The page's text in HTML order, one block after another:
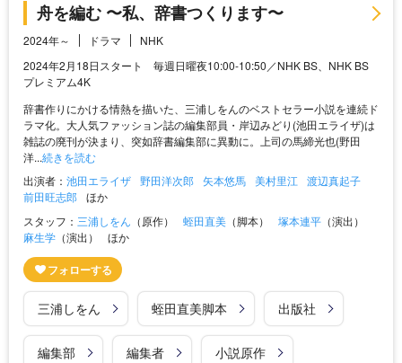
舟を編む 〜私、辞書つくります〜
2024年～ ドラマ
NHK
2024年2月18日スタート 毎週日曜夜10:00-10:50／NHK BS、NHK BS
プレミアム4K
辞書作りにかける情熱を描いた、三浦しをんのベストセラー小説を連続ド
ラマ化。大人気ファッション誌の編集部員・岸辺みどり(池田エライザ)は
雑誌の廃刊が決まり、突如辞書編集部に異動に。上司の馬締光也(野田
洋...続きを読む
出演者： 池田エライザ 野田洋次郎 矢本悠馬 美村里江 渡辺真起子
前田旺志郎 ほか
スタッフ： 三浦しをん （原作） 蛭田直美 （脚本） 塚本連平 （演出）
麻生学 （演出） ほか
三浦しをん 蛭田直美脚本 出版社
編集部 編集者 小説原作